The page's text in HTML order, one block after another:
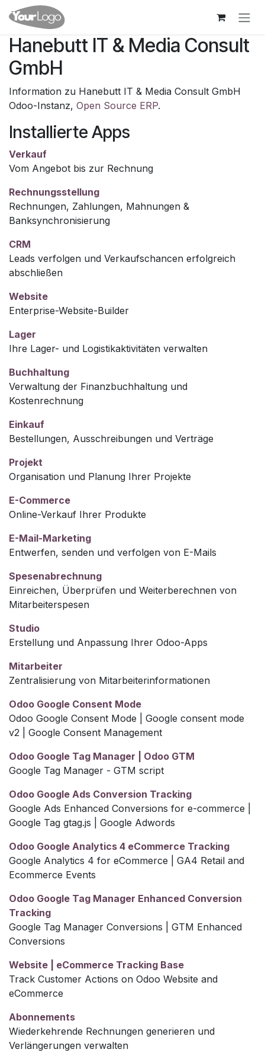
Zum Inhalt springen
Hanebutt IT & Media Consult
GmbH
Information zu Hanebutt IT & Media Consult GmbH
Odoo-Instanz, Open Source ERP.
Installierte Apps
Verkauf
Vom Angebot bis zur Rechnung
Rechnungsstellung
Rechnungen, Zahlungen, Mahnungen &
Banksynchronisierung
CRM
Leads verfolgen und Verkaufschancen erfolgreich
abschließen
Website
Enterprise-Website-Builder
Lager
Ihre Lager- und Logistikaktivitäten verwalten
Buchhaltung
Verwaltung der Finanzbuchhaltung und
Kostenrechnung
Einkauf
Bestellungen, Ausschreibungen und Verträge
Projekt
Organisation und Planung Ihrer Projekte
E-Commerce
Online-Verkauf Ihrer Produkte
E-Mail-Marketing
Entwerfen, senden und verfolgen von E-Mails
Spesenabrechnung
Einreichen, Überprüfen und Weiterberechnen von
Mitarbeiterspesen
Studio
Erstellung und Anpassung Ihrer Odoo-Apps
Mitarbeiter
Zentralisierung von Mitarbeiterinformationen
Odoo Google Consent Mode
Odoo Google Consent Mode | Google consent mode
v2 | Google Consent Management
Odoo Google Tag Manager | Odoo GTM
Google Tag Manager - GTM script
Odoo Google Ads Conversion Tracking
Google Ads Enhanced Conversions for e-commerce |
Google Tag gtag.js | Google Adwords
Odoo Google Analytics 4 eCommerce Tracking
Google Analytics 4 for eCommerce | GA4 Retail and
Ecommerce Events
Odoo Google Tag Manager Enhanced Conversion
Tracking
Google Tag Manager Conversions | GTM Enhanced
Conversions
Website | eCommerce Tracking Base
Track Customer Actions on Odoo Website and
eCommerce
Abonnements
Wiederkehrende Rechnungen generieren und
Verlängerungen verwalten